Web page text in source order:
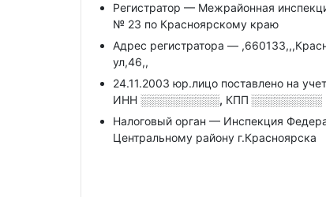
Регистратор — Межрайонная
№ 23 по Красноярскому краю
Адрес регистратора —
ул,46,,
24.11.2003 юр.лицо поставлено на
ИНН ░░░░░░░░░░, КПП ░░░░░░░░░
Налоговый орган — Инспекция
Центральному району г.Красноярска